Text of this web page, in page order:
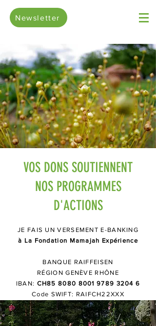
Newsletter
VOS DONS SOUTIENNENT
NOS PROGRAMMES
D'ACTIONS
JE FAIS UN VERSEMENT E-BANKING
à La Fondation Mamajah Expérience
BANQUE RAIFFEISEN
RÉGION GENÈVE RHÔNE
IBAN: CH85 8080 8001 9789 3204 6
Code SWIFT: RAIFCH22XXX